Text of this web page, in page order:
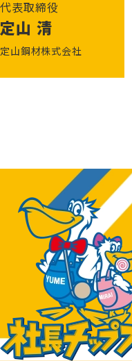
代表取締役
定山 清
定山鋼材株式会社